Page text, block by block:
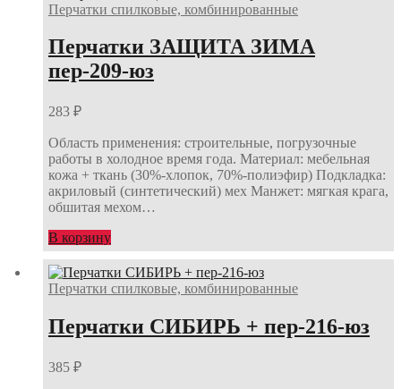
Перчатки спилковые, комбинированные
Перчатки ЗАЩИТА ЗИМА
пер-209-юз
283 ₽
Область применения: строительные, погрузочные
работы в холодное время года. Материал: мебельная
кожа + ткань (30%-хлопок, 70%-полиэфир) Подкладка:
акриловый (синтетический) мех Манжет: мягкая крага,
обшитая мехом…
В корзину
Перчатки спилковые, комбинированные
Перчатки СИБИРЬ + пер-216-юз
385 ₽